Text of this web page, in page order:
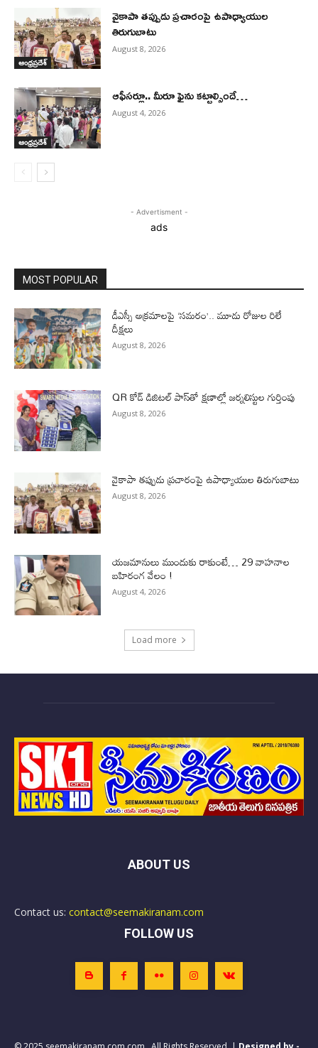
ఆంధ్రప్రదేశ్
వైకాపా తప్పుడు ప్రచారంపై ఉపాధ్యాయుల
తిరుగుబాటు
August 8, 2026
ఆంధ్రప్రదేశ్
ఆఫీసర్లూ.. మీరూ ఫైను కట్టాల్సిందే…
August 4, 2026
- Advertisment -
ads
MOST POPULAR
డీఎస్సీ అక్రమాలపై ‘సమరం’.. మూడు రోజుల రిలే
దీక్షలు
August 8, 2026
QR కోడ్ డిజిటల్ పాస్‌తో క్షణాల్లో జర్నలిస్టుల గుర్తింపు
August 8, 2026
వైకాపా తప్పుడు ప్రచారంపై ఉపాధ్యాయుల తిరుగుబాటు
August 8, 2026
యజమానులు ముందుకు రాకుంటే… 29 వాహనాల
బహిరంగ వేలం !
August 4, 2026
Load more
ABOUT US
Contact us: contact@seemakiranam.com
FOLLOW US